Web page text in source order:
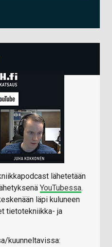
lähetetään
YouTubessa.
läpi kuluneen
tietotekniikka- ja
kuunneltavissa: